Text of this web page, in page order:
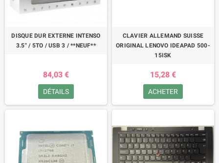
DISQUE DUR EXTERNE INTENSO
3.5" / 5TO / USB 3 / **NEUF**
84,03 €
DÉTAILS
CLAVIER ALLEMAND SUISSE
ORIGINAL LENOVO IDEAPAD 500-
15ISK
15,28 €
ACHETER